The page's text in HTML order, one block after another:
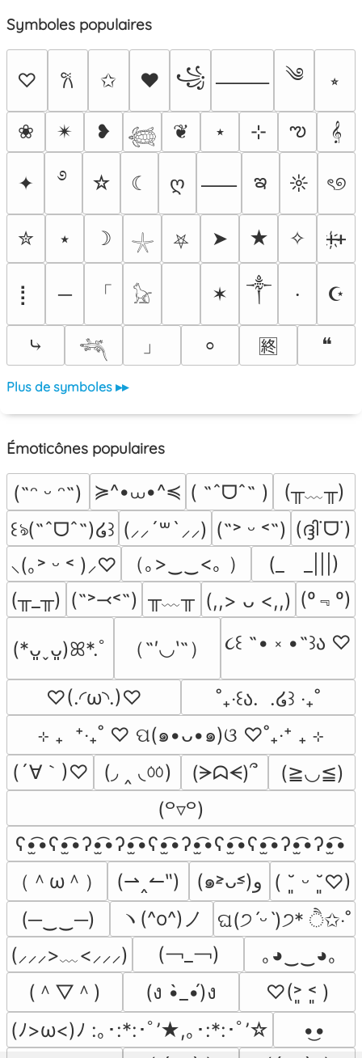
Symboles populaires
♡ 𐙚 ✩ ♥ ꧁ ⸻ ༄ ⭒
❀ ✴︎ ❥ 𓆉 ❦ ⋆ ⊹ ఌ 𝄞
✦ ࿔ ☆ ☾ ღ ⸺ ఇ ☼ ৎ୭
✮ ⭑ ☽ 𓇼 ⛧ ➤ ★ ✧ ᚐ҉ᚐ
⡇ ─ 「 𓃠 ✶ ༒ ⸱ ☪
⤷ 𓆈 」 ⸰ 🈡 ❝
Plus de symboles ▸▸
Émoticônes populaires
(˶ᵔ ᵕ ᵔ˶) ≽^•⩊•^≼ ( ˶ˆᗜˆ˵ )
(╥﹏╥)
꒰ঌ(˶ˆᗜˆ˵)໒꒱ (⸝⸝´꒳`⸝⸝) (˶˃ ᵕ ˂˶) (ദ്ദി˙ᗜ˙)
⸜(｡˃ ᵕ ˂ )⸝♡
（｡>‿‿<｡ ）
(_　_|||)
(╥_╥) (˶˃⤙˂˶) ╥﹏╥ (,,> ᴗ <,,) (º﹃º)
(*ᴗ͈ˬᴗ͈)ꕤ*.ﾟ （˶′◡‵˶） ૮꒰ ˶• ༝ •˶꒱ა ♡
♡(.◜ω◝.)♡
˚₊‧꒰ა.  .໒꒱ ‧₊˚
⊹ ₊  ⁺‧₊˚ ♡ ପ(๑•ᴗ•๑)ଓ ♡˚₊‧⁺ ₊ ⊹
(´∀｀)♡
(◞ ‸ ◟ㆀ) (ᗒᗣᗕ)՞
(≧◡≦)
(꒪▿꒪)
ʕ•̫͡•ʕ•̫͡•ʔ•̫͡•ʔ•̫͡•ʕ•̫͡•ʔ•̫͡•ʕ•̫͡•ʕ•̫͡•ʔ•̫͡•ʔ•̫͡•
（＾ω＾）
(⇀‸↼‶) (๑˃̵ᴗ˂̵)و
( ˘͈ ᵕ ˘͈♡)
(─‿‿─)
ヽ(^o^)ノ
ଘ(੭ˊᵕˋ)੭* ੈ✩‧˚
(⸝⸝⸝>﹏<⸝⸝⸝)
(￢_￢)
｡◕‿‿◕｡
(＾▽＾)
(ง •̀_•́)ง
♡(˃͈ ˂͈ )
(ﾉ>ω<)ﾉ :｡･:*:･ﾟ’★,｡･:*:･ﾟ’☆
•͜•